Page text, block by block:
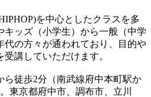
を中心としたクラスを多
キッズ（小学生）から一般（中学
代の方々が通われており、目的や
講していただけます。
ら徒歩2分（南武線府中本町駅か
東京都府中市、調布市、立川